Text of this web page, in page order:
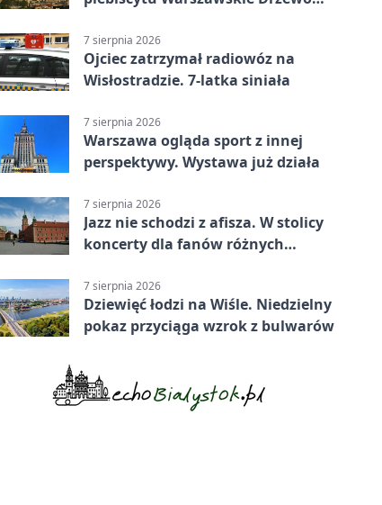
7 sierpnia 2026
Ojciec zatrzymał radiowóz na
Wisłostradzie. 7-latka siniała
7 sierpnia 2026
Warszawa ogląda sport z innej
perspektywy. Wystawa już działa
7 sierpnia 2026
Jazz nie schodzi z afisza. W stolicy
koncerty dla fanów różnych
7 sierpnia 2026
Dziewięć łodzi na Wiśle. Niedzielny
pokaz przyciąga wzrok z bulwarów